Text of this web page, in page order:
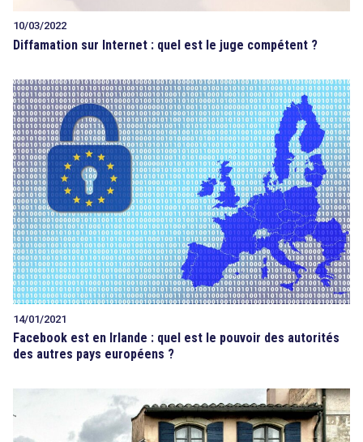
10/03/2022
Diffamation sur Internet : quel est le juge compétent ?
14/01/2021
Facebook est en Irlande : quel est le pouvoir des autorités
des autres pays européens ?